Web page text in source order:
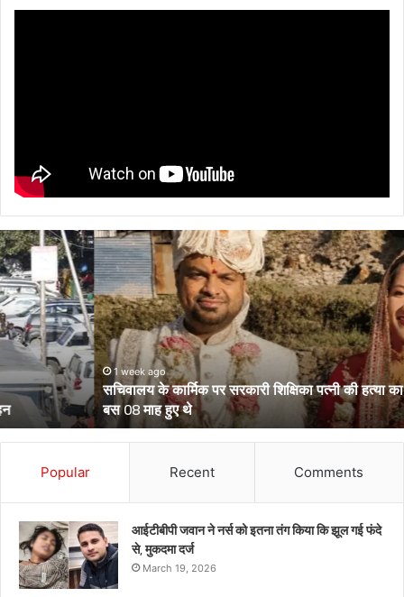
सचिवालय
के
कार्मिक
पर
सरकारी
शिक्षिका
पत्नी
की
हत्या
का
आरोप,
शादी
08
1 week ago
सचिवालय के कार्मिक पर सरकारी शिक्षिका पत्नी की हत्या का आरोप, शादी को
बस 08 माह हुए थे
Popular Recent Comments
आईटीबीपी जवान ने नर्स को इतना तंग किया कि झूल गई फंदे
से, मुकदमा दर्ज
March 19, 2026